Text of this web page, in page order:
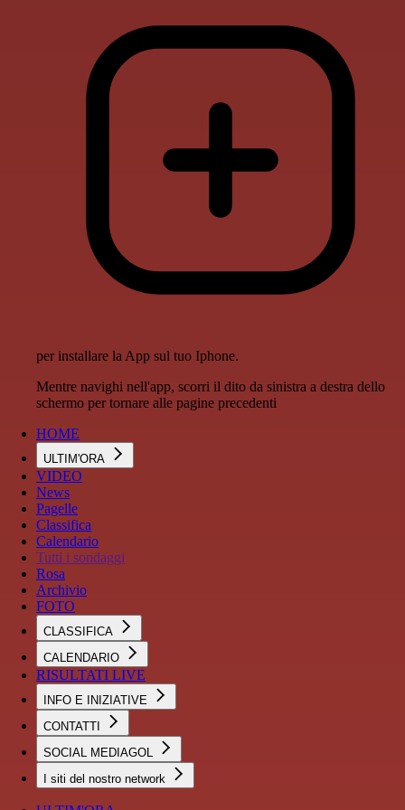
per installare la App sul tuo Iphone.
Mentre navighi nell'app, scorri il dito da sinistra a destra dello
schermo per tornare alle pagine precedenti
HOME
ULTIM'ORA
VIDEO
News
Pagelle
Classifica
Calendario
Tutti i sondaggi
Rosa
Archivio
FOTO
CLASSIFICA
CALENDARIO
RISULTATI LIVE
INFO E INIZIATIVE
CONTATTI
SOCIAL MEDIAGOL
I siti del nostro network